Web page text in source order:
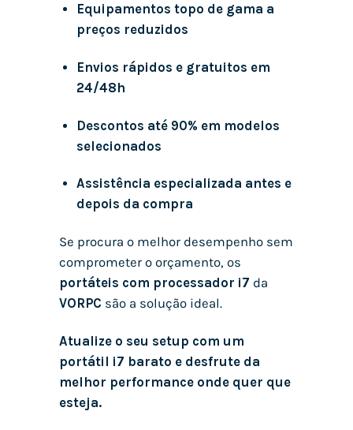
Equipamentos topo de gama a
preços reduzidos
Envios rápidos e gratuitos em
24/48h
Descontos até 90% em modelos
selecionados
Assistência especializada antes e
depois da compra
Se procura o melhor desempenho sem
comprometer o orçamento, os
portáteis com processador i7 da
VORPC são a solução ideal.
Atualize o seu setup com um
portátil i7 barato e desfrute da
melhor performance onde quer que
esteja.